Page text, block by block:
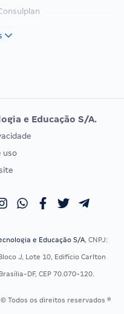
DE ORDEM
OAB
e Educação S/A.
uso
e Educação S/A, CNPJ:
J, Lote 10, Edifício Carlton
DF, CEP 70.070-120.
Todos os direitos reservados ®